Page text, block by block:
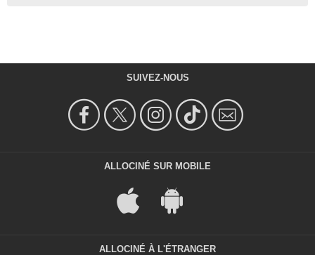
SUIVEZ-NOUS
ALLOCINÉ SUR MOBILE
ALLOCINÉ À L'ÉTRANGER